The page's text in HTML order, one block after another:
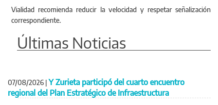
Vialidad recomienda reducir la velocidad y respetar señalización
correspondiente.
Últimas Noticias
07/08/2026 | Y Zurieta participó del cuarto encuentro
regional del Plan Estratégico de Infraestructura